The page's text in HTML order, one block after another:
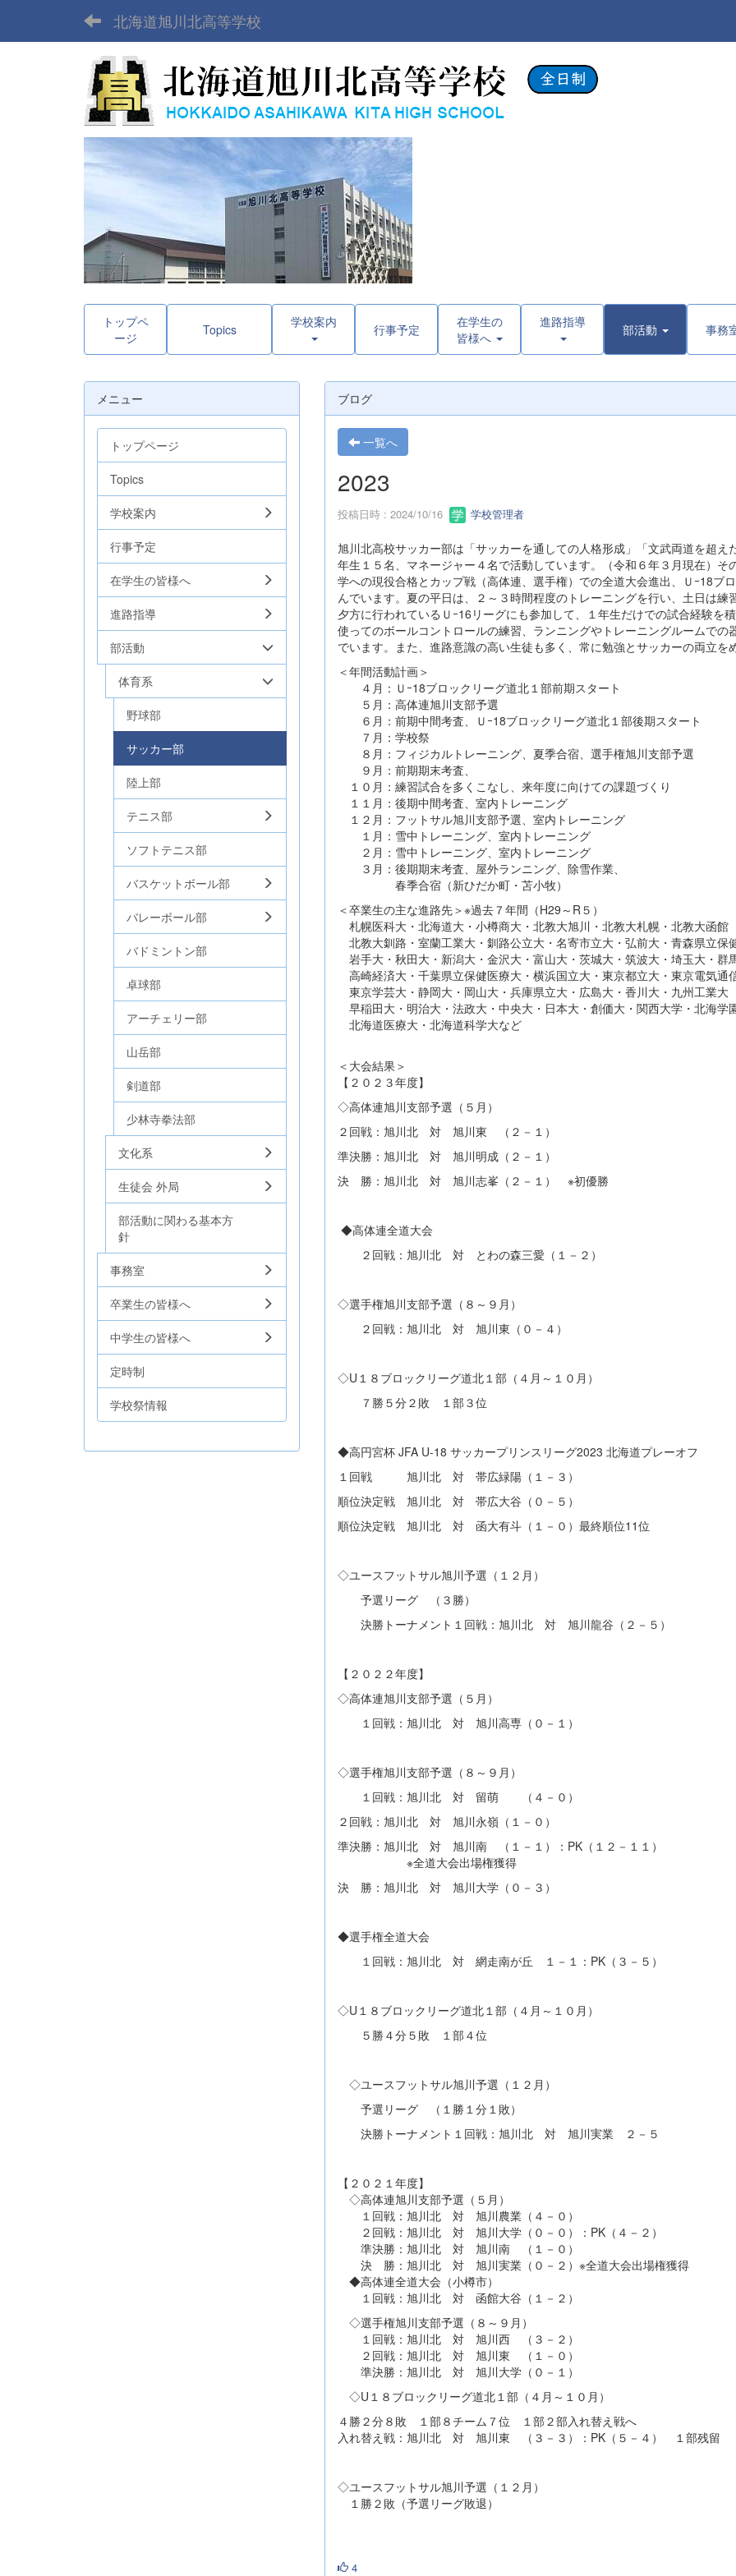
北海道旭川北高等学校
トップペ
ージ
Topics 学校案内 行事予定
在学生の
皆様へ
進路指導 部活動 事務
ブログ
一覧へ
2023
投稿日時 : 2024/10/16 学校管理者
旭川北高校サッカー部は「サッカーを通しての人格形成」「文武両道を超
年生１５名、マネージャー４名で活動しています。（令和６年３月現在）
学への現役合格とカップ戦（高体連、選手権）での全道大会進出、Ｕｰ18ブ
んでいます。夏の平日は、２～３時間程度のトレーニングを行い、土日は
夕方に行われているＵｰ16リーグにも参加して、１年生だけでの試合経験を
使ってのボールコントロールの練習、ランニングやトレーニングルームで
でいます。また、進路意識の高い生徒も多く、常に勉強とサッカーの両立を
＜年間活動計画＞
４月：Ｕｰ18ブロックリーグ道北１部前期スタート
５月：高体連旭川支部予選
６月：前期中間考査、Ｕｰ18ブロックリーグ道北１部後期スタート
７月：学校祭
８月：フィジカルトレーニング、夏季合宿、選手権旭川支部予選
９月：前期期末考査、
１０月：練習試合を多くこなし、来年度に向けての課題づくり
１１月：後期中間考査、室内トレーニング
１２月：フットサル旭川支部予選、室内トレーニング
１月：雪中トレーニング、室内トレーニング
２月：雪中トレーニング、室内トレーニング
３月：後期期末考査、屋外ランニング、除雪作業、
春季合宿（新ひだか町・苫小牧）
＜卒業生の主な進路先＞※過去７年間（H29～R５）
札幌医科大・北海道大・小樽商大・北教大旭川・北教大札幌・北教大函館
北教大釧路・室蘭工業大・釧路公立大・名寄市立大・弘前大・青森県立保
岩手大・秋田大・新潟大・金沢大・富山大・茨城大・筑波大・埼玉大・群
高崎経済大・千葉県立保健医療大・横浜国立大・東京都立大・東京電気通
東京学芸大・静岡大・岡山大・兵庫県立大・広島大・香川大・九州工業大
早稲田大・明治大・法政大・中央大・日本大・創価大・関西大学・北海学
北海道医療大・北海道科学大など
＜大会結果＞
【２０２３年度】
◇高体連旭川支部予選（５月）
２回戦：旭川北 対 旭川東 （２－１）
準決勝：旭川北 対 旭川明成（２－１）
決 勝：旭川北 対 旭川志峯（２－１） ※初優勝
◆高体連全道大会
２回戦：旭川北 対 とわの森三愛（１－２）
◇選手権旭川支部予選（８～９月）
２回戦：旭川北 対 旭川東（０－４）
◇U１８ブロックリーグ道北１部（４月～１０月）
７勝５分２敗 １部３位
◆高円宮杯 JFA U-18 サッカープリンスリーグ2023 北海道プレーオフ
１回戦 旭川北 対 帯広緑陽（１－３）
順位決定戦 旭川北 対 帯広大谷（０－５）
順位決定戦 旭川北 対 函大有斗（１－０）最終順位11位
◇ユースフットサル旭川予選（１２月）
予選リーグ （３勝）
決勝トーナメント１回戦：旭川北 対 旭川龍谷（２－５）
【２０２２年度】
◇高体連旭川支部予選（５月）
１回戦：旭川北 対 旭川高専（０－１）
◇選手権旭川支部予選（８～９月）
１回戦：旭川北 対 留萌 （４－０）
２回戦：旭川北 対 旭川永嶺（１－０）
準決勝：旭川北 対 旭川南 （１－１）：PK（１２－１１）
※全道大会出場権獲得
決 勝：旭川北 対 旭川大学（０－３）
◆選手権全道大会
１回戦：旭川北 対 網走南が丘 １－１：PK（３－５）
◇U１８ブロックリーグ道北１部（４月～１０月）
５勝４分５敗 １部４位
◇ユースフットサル旭川予選（１２月）
予選リーグ （１勝１分１敗）
決勝トーナメント１回戦：旭川北 対 旭川実業 ２－５
【２０２１年度】
◇高体連旭川支部予選（５月）
１回戦：旭川北 対 旭川農業（４－０）
２回戦：旭川北 対 旭川大学（０－０）：PK（４－２）
準決勝：旭川北 対 旭川南 （１－０）
決 勝：旭川北 対 旭川実業（０－２）※全道大会出場権獲得
◆高体連全道大会（小樽市）
１回戦：旭川北 対 函館大谷（１－２）
◇選手権旭川支部予選（８～９月）
１回戦：旭川北 対 旭川西 （３－２）
２回戦：旭川北 対 旭川東 （１－０）
準決勝：旭川北 対 旭川大学（０－１）
◇U１８ブロックリーグ道北１部（４月～１０月）
４勝２分８敗 １部８チーム７位 １部２部入れ替え戦へ
入れ替え戦：旭川北 対 旭川東 （３－３）：PK（５－４） １部残留
◇ユースフットサル旭川予選（１２月）
１勝２敗（予選リーグ敗退）
4
メニュー
トップページ
Topics
学校案内
行事予定
在学生の皆様へ
進路指導
部活動
体育系
野球部
サッカー部
陸上部
テニス部
ソフトテニス部
バスケットボール部
バレーボール部
バドミントン部
卓球部
アーチェリー部
山岳部
剣道部
少林寺拳法部
文化系
生徒会 外局
部活動に関わる基本方
針
事務室
卒業生の皆様へ
中学生の皆様へ
定時制
学校祭情報